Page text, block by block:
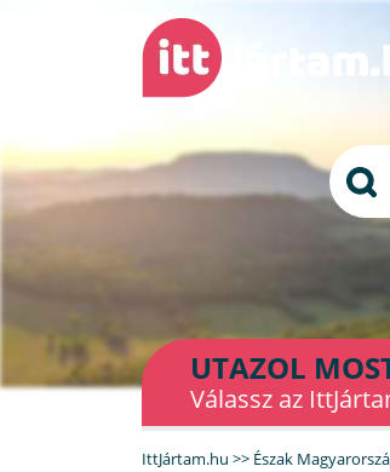
UTAZOL
Válassz az
IttJártam.hu >> Észak